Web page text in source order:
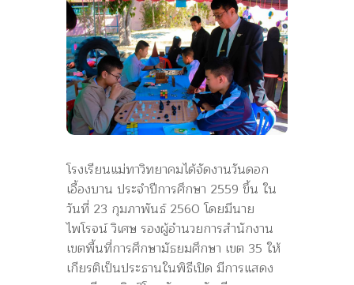
โรงเรียนแม่ทาวิทยาคมได้จัดงานวันดอก
เอื้องบาน ประจำปีการศึกษา 2559 ขึ้น ใน
วันที่ 23 กุมภาพันธ์ 2560 โดยมีนาย
ไพโรจน์ วิเศษ รองผู้อำนวยการสำนักงาน
เขตพื้นที่การศึกษามัธยมศึกษา เขต 35 ให้
เกียรติเป็นประธานในพิธีเปิด มีการแสดง